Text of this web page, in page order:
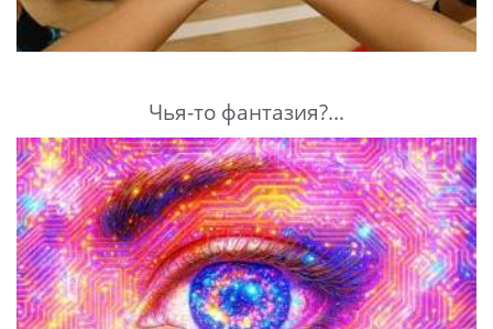
Чья-то фантазия?...